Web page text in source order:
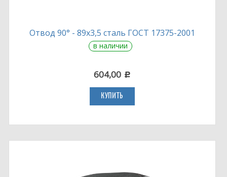
Отвод 90° - 89х3,5 сталь ГОСТ 17375-2001
в наличии
604,00 c
КУПИТЬ